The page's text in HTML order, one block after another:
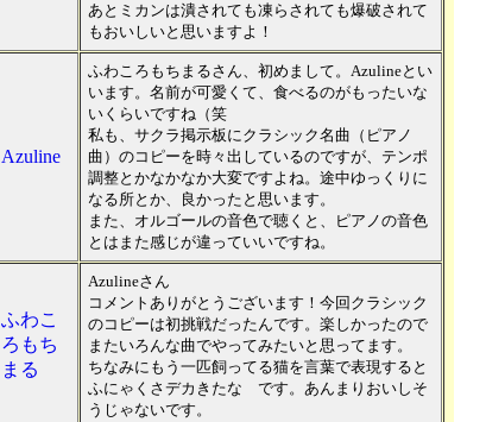
あとミカンは潰されても凍らされても爆破されて
もおいしいと思いますよ！
Azuline
ふわころもちまるさん、初めまして。Azulineとい
います。名前が可愛くて、食べるのがもったいな
いくらいですね（笑
私も、サクラ掲示板にクラシック名曲（ピアノ
曲）のコピーを時々出しているのですが、テンポ
調整とかなかなか大変ですよね。途中ゆっくりに
なる所とか、良かったと思います。
また、オルゴールの音色で聴くと、ピアノの音色
とはまた感じが違っていいですね。
ふわこ
ろもち
まる
Azulineさん
コメントありがとうございます！今回クラシック
のコピーは初挑戦だったんです。楽しかったので
またいろんな曲でやってみたいと思ってます。
ちなみにもう一匹飼ってる猫を言葉で表現すると
ふにゃくさデカきたな です。あんまりおいしそ
うじゃないです。